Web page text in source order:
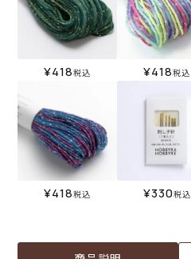
¥418税込 ¥418税込
¥418税込 ¥330税込